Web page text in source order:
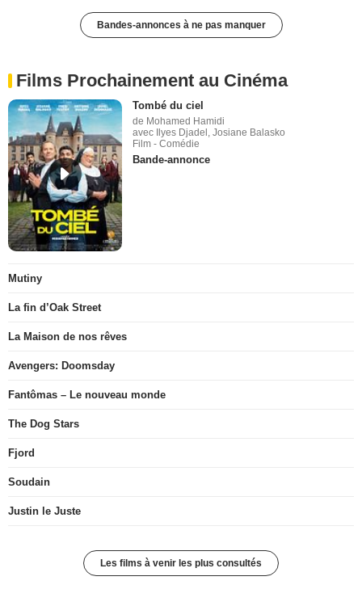
Bandes-annonces à ne pas manquer
Films Prochainement au Cinéma
Tombé du ciel
de Mohamed Hamidi
avec Ilyes Djadel, Josiane Balasko
Film - Comédie
Bande-annonce
Mutiny
La fin d’Oak Street
La Maison de nos rêves
Avengers: Doomsday
Fantômas – Le nouveau monde
The Dog Stars
Fjord
Soudain
Justin le Juste
Les films à venir les plus consultés